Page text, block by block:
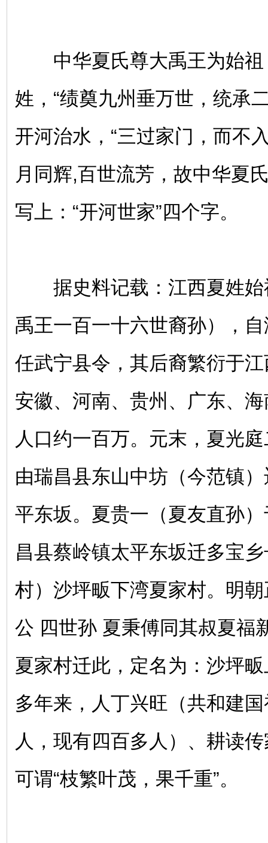
中华夏氏尊大禹王为始祖
姓，“绩奠九州垂万世，统承
开河治水，“三过家门，而不
月同辉,百世流芳，故中华夏
写上：“开河世家”四个字。
据史料记载：江西夏姓始
禹王一百一十六世裔孙），
任武宁县令，其后裔繁衍于
安徽、河南、贵州、广东、
人口约一百万。元末，夏光
由瑞昌县东山中坊（今范镇
平东坂。夏贵一（夏友直孙
昌县蔡岭镇太平东坂迁多宝
村）沙坪畈下湾夏家村。明
公 四世孙 夏秉傅同其叔夏福
夏家村迁此，定名为：沙坪
多年来，人丁兴旺（共和建
人，现有四百多人）、耕读
可谓“枝繁叶茂，果千重”。